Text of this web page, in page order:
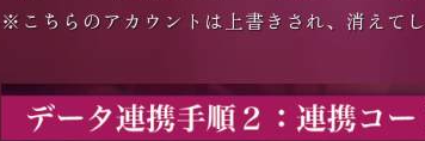
※こちらのアカウントは上書きされ、消えてし